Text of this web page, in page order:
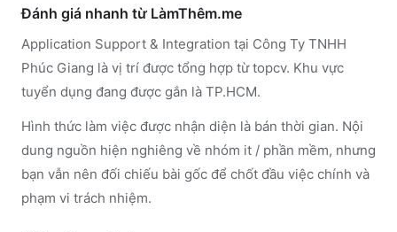
Đánh giá nhanh từ LàmThêm.me
Application Support & Integration tại Công Ty TNHH
Phúc Giang là vị trí được tổng hợp từ topcv. Khu vực
tuyển dụng đang được gắn là TP.HCM.
Hình thức làm việc được nhận diện là bán thời gian. Nội
dung nguồn hiện nghiêng về nhóm it / phần mềm, nhưng
bạn vẫn nên đối chiếu bài gốc để chốt đầu việc chính và
phạm vi trách nhiệm.